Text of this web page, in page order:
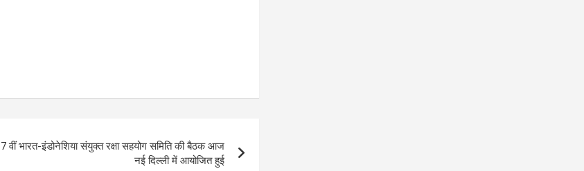
7 वीं भारत-इंडोनेशिया संयुक्त रक्षा सहयोग समिति की बैठक आज
नई दिल्ली में आयोजित हुई